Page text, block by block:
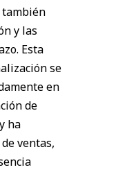
también
y las
Esta
se
en
de
ha
ventas,